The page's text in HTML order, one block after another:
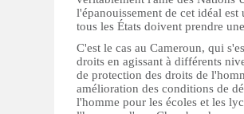
l'épanouissement de cet idéal
tous les États doivent prendre
C'est le cas au Cameroun, qui
droits en agissant à différents
de protection des droits de
amélioration des conditions de
l'homme pour les écoles et les